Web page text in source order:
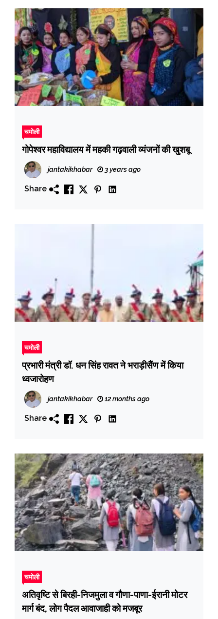
चमोली
गोपेश्वर महाविद्यालय में महकी गढ़वाली व्यंजनों की खुशबू
jantakikhabar 3 years ago
Share
चमोली
प्रभारी मंत्री डॉ. धन सिंह रावत ने भराड़ीसैंण में किया
ध्वजारोहण
jantakikhabar 12 months ago
Share
चमोली
अतिवृष्टि से बिरही-निजमुला व गौणा-पाणा-ईरानी मोटर
मार्ग बंद, लोग पैदल आवाजाही को मजबूर